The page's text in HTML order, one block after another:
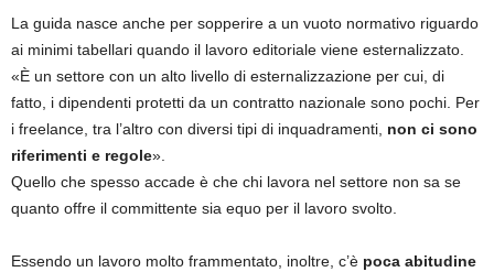
La guida nasce anche per sopperire a un vuoto normativo riguardo
ai minimi tabellari quando il lavoro editoriale viene esternalizzato.
«È un settore con un alto livello di esternalizzazione per cui, di
fatto, i dipendenti protetti da un contratto nazionale sono pochi. Per
i freelance, tra l’altro con diversi tipi di inquadramenti, non ci sono
riferimenti e regole».
Quello che spesso accade è che chi lavora nel settore non sa se
quanto offre il committente sia equo per il lavoro svolto.
Essendo un lavoro molto frammentato, inoltre, c’è poca abitudine